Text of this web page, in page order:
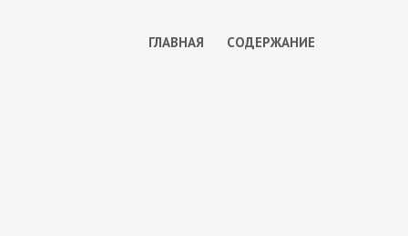
ГЛАВНАЯ СОДЕРЖАНИЕ